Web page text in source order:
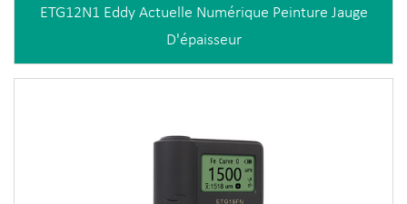
ETG12N1 Eddy Actuelle Numérique Peinture Jauge
D'épaisseur